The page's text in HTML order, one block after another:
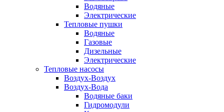
Водяные
Электрические
Тепловые пушки
Водяные
Газовые
Дизельные
Электрические
Тепловые насосы
Воздух-Воздух
Воздух-Вода
Водяные баки
Гидромодули